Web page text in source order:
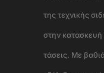
της τεχνικής
στην κατασκευή
τάσεις. Με